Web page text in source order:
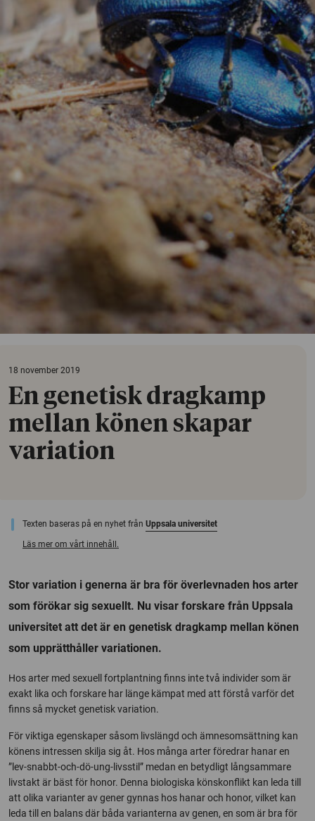
18 november 2019
En genetisk dragkamp
mellan könen skapar
variation
Texten baseras på en nyhet från Uppsala universitet
Läs mer om vårt innehåll.
Stor variation i generna är bra för överlevnaden hos arter
som förökar sig sexuellt. Nu visar forskare från Uppsala
universitet att det är en genetisk dragkamp mellan könen
som upprätthåller variationen.
Hos arter med sexuell fortplantning finns inte två individer som är
exakt lika och forskare har länge kämpat med att förstå varför det
finns så mycket genetisk variation.
För viktiga egenskaper såsom livslängd och ämnesomsättning kan
könens intressen skilja sig åt. Hos många arter föredrar hanar en
”lev-snabbt-och-dö-ung-livsstil” medan en betydligt långsammare
livstakt är bäst för honor. Denna biologiska könskonflikt kan leda till
att olika varianter av gener gynnas hos hanar och honor, vilket kan
leda till en balans där båda varianterna av genen, en som är bra för